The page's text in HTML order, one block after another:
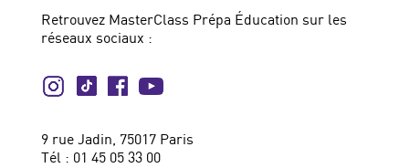
Retrouvez MasterClass Prépa Éducation sur les
réseaux sociaux :
9 rue Jadin, 75017 Paris
Tél : 01 45 05 33 00